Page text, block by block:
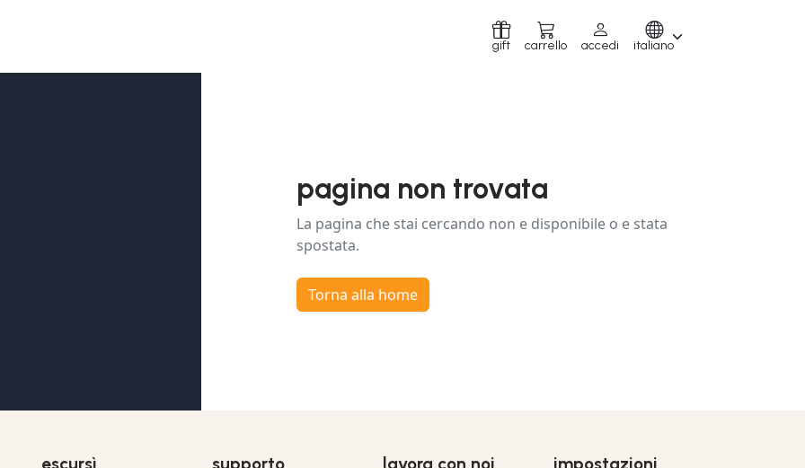
gift carrello accedi italiano
pagina non trovata
La pagina che stai cercando non e disponibile o e stata
spostata.
Torna alla home